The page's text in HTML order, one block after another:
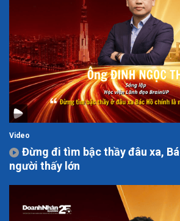
Video
Đừng đi tìm bậc thầy đâu xa,
người thấy lớn